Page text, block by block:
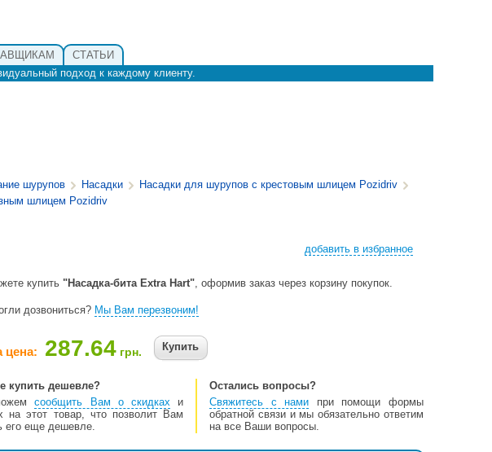
СТАТЬИ
подход к каждому клиенту.
шурупов Насадки
Насадки для шурупов с крестовым шлицем Pozidriv
шлицем Pozidriv
добавить в избранное
купить "Насадка-бита Extra Hart", оформив заказ через корзину покупок.
дозвониться? Мы Вам перезвоним!
цена: 287.64 грн. Купить
купить дешевле?
сообщить Вам о скидкахи
на этот товар, что позволит Вам
его еще дешевле.
Остались вопросы?
Свяжитесь с нами при помощи формы
обратной связи и мы обязательно ответим
на все Ваши вопросы.